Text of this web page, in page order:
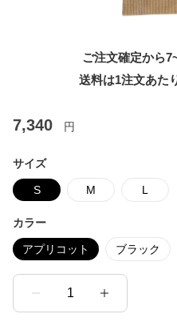
ご注文確定から
送料は1注文あた
7,340 円
サイズ
S M L
カラー
アプリコット ブラック
1